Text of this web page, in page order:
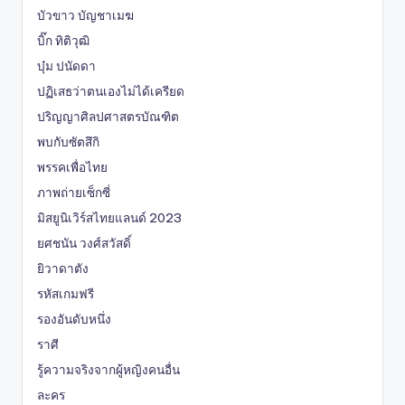
บัวขาว บัญชาเมฆ
บิ๊ก ทิติวุฒิ
บุ๋ม ปนัดดา
ปฏิเสธว่าตนเองไม่ได้เครียด
ปริญญาศิลปศาสตรบัณฑิต
พบกับซัตสึกิ
พรรคเพื่อไทย
ภาพถ่ายเซ็กซี่
มิสยูนิเวิร์สไทยแลนด์ 2023
ยศชนัน วงศ์สวัสดิ์
ยิวาดาตัง
รหัสเกมฟรี
รองอันดับหนึ่ง
ราศี
รู้ความจริงจากผู้หญิงคนอื่น
ละคร